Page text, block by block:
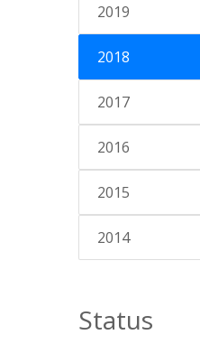
2019
2018
2017
2016
2015
2014
Status